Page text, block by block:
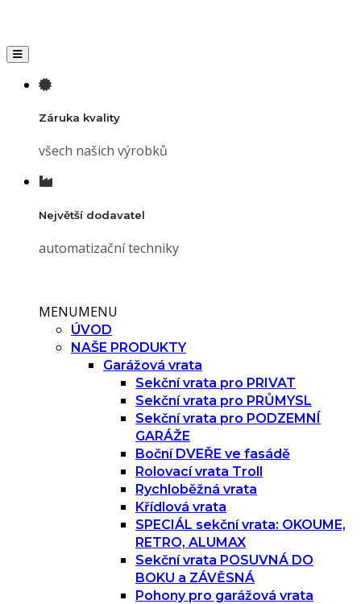
Toggle navigation
Záruka kvality
všech našich výrobků
Největší dodavatel
automatizační techniky
MENUMENU
ÚVOD
NAŠE PRODUKTY
Garážová vrata
Sekční vrata pro PRIVAT
Sekční vrata pro PRŮMYSL
Sekční vrata pro PODZEMNÍ
GARÁŽE
Boční DVEŘE ve fasádě
Rolovací vrata Troll
Rychloběžná vrata
Křídlová vrata
SPECIÁL sekční vrata: OKOUME,
RETRO, ALUMAX
Sekční vrata POSUVNÁ DO
BOKU a ZÁVĚSNÁ
Pohony pro garážová vrata